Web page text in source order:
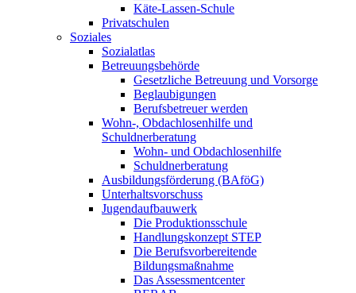
Käte-Lassen-Schule
Privatschulen
Soziales
Sozialatlas
Betreuungsbehörde
Gesetzliche Betreuung und Vorsorge
Beglaubigungen
Berufsbetreuer werden
Wohn-, Obdachlosenhilfe und
Schuldnerberatung
Wohn- und Obdachlosenhilfe
Schuldnerberatung
Ausbildungsförderung (BAföG)
Unterhaltsvorschuss
Jugendaufbauwerk
Die Produktionsschule
Handlungskonzept STEP
Die Berufsvorbereitende
Bildungsmaßnahme
Das Assessmentcenter